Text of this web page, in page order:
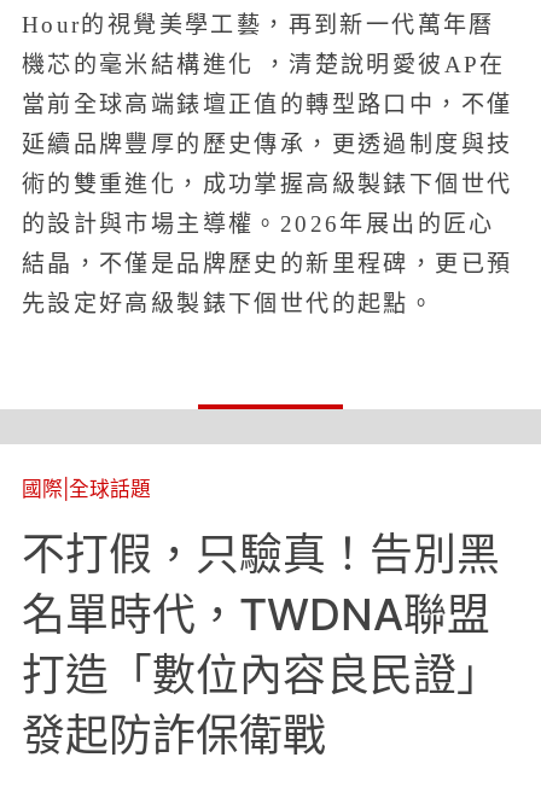
Hour的視覺美學工藝，再到新一代萬年曆
機芯的毫米結構進化 ，清楚說明愛彼AP在
當前全球高端錶壇正值的轉型路口中，不僅
延續品牌豐厚的歷史傳承，更透過制度與技
術的雙重進化，成功掌握高級製錶下個世代
的設計與市場主導權。2026年展出的匠心
結晶，不僅是品牌歷史的新里程碑，更已預
先設定好高級製錶下個世代的起點。
國際 全球話題
不打假，只驗真！告別黑
名單時代，TWDNA聯盟
打造「數位內容良民證」
發起防詐保衛戰